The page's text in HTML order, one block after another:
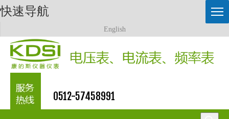
快速导航
English
0512-57458991